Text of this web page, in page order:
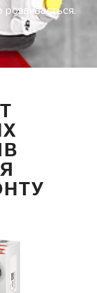
розвивається.